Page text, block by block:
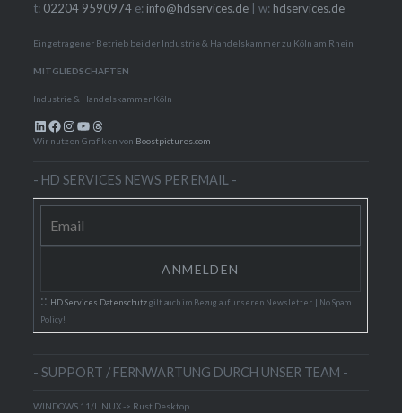
t: 02204 9590974 e: info@hdservices.de | w: hdservices.de
Eingetragener Betrieb bei der Industrie & Handelskammer zu Köln am Rhein
MITGLIEDSCHAFTEN
Industrie & Handelskammer Köln
LinkedIn Facebook Instagram YouTube Threads
Wir nutzen Grafiken von Boostpictures.com
- HD SERVICES NEWS PER EMAIL -
:: HD Services Datenschutzgilt auch im Bezug auf unseren Newsletter. | No Spam
Policy!
- SUPPORT / FERNWARTUNG DURCH UNSER TEAM -
WINDOWS 11/LINUX -> Rust Desktop